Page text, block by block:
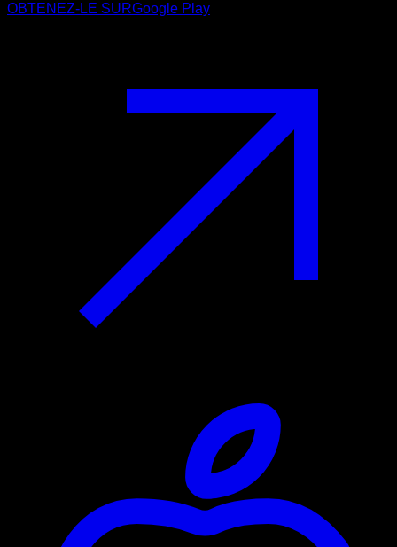
OBTENEZ-LE SURGoogle Play